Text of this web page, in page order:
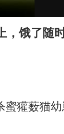
发现前夫婚
士兵把枪口
，饿了随
獾薮猫幼